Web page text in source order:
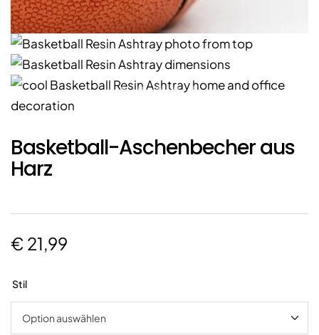
Basketball-Aschenbecher aus
Harz
€ 21,99
Stil